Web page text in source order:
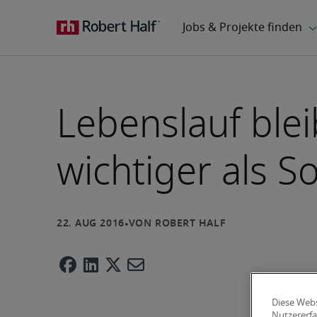
Lebenslauf
wichtiger als
Diese